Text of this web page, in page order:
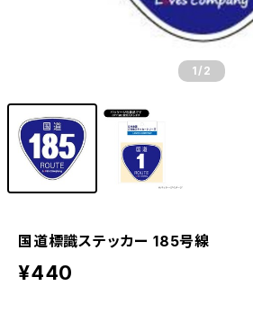
1 /2
国道標識ステッカー 185号線
¥440